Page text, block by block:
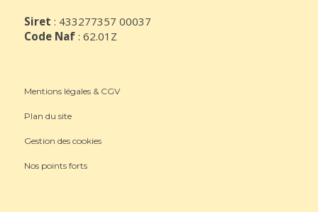
Siret : 433277357 00037
Code Naf : 62.01Z
Mentions légales & CGV
Plan du site
Gestion des cookies
Nos points forts